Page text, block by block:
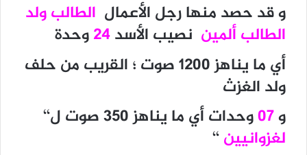
و قد حصد منها رجل الأعمال الطالب ولد
الطالب ألمين نصيب الأسد24وحدة
أي ما يناهز 1200 صوت ؛ القريب من حلف
ولد الغزث
و07وحدات أي ما يناهز 350 صوت ل‘‘
لغزوانيين‘‘